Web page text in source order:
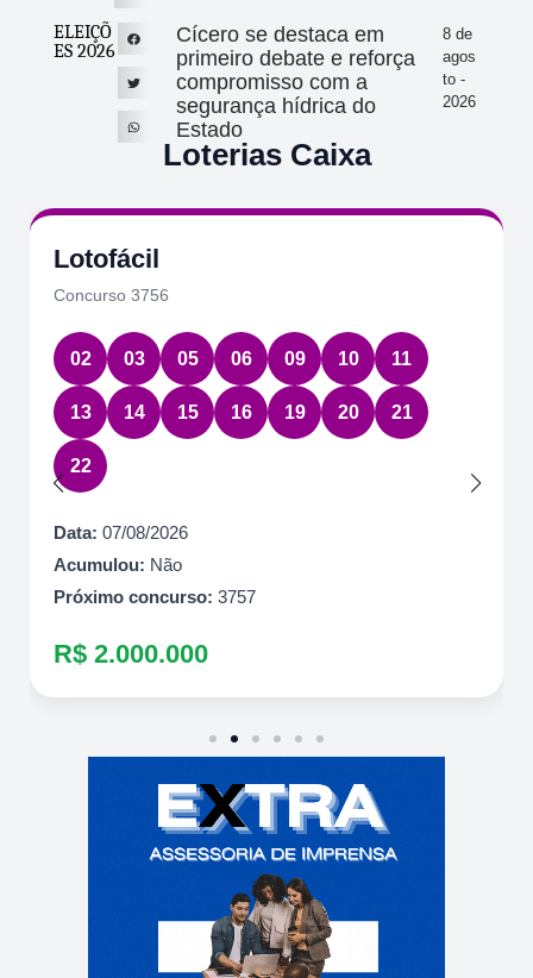
ELEIÇÕ
ES 2026
Cícero se destaca em
primeiro debate e reforça
compromisso com a
segurança hídrica do
Estado
8 de
agos
to -
2026
Loterias Caixa
Lotofácil
Concurso 3756
02 03 05 06 09 10 11
13 14 15 16 19 20 21
22
Data: 07/08/2026
Acumulou: Não
Próximo concurso: 3757
R$ 2.000.000